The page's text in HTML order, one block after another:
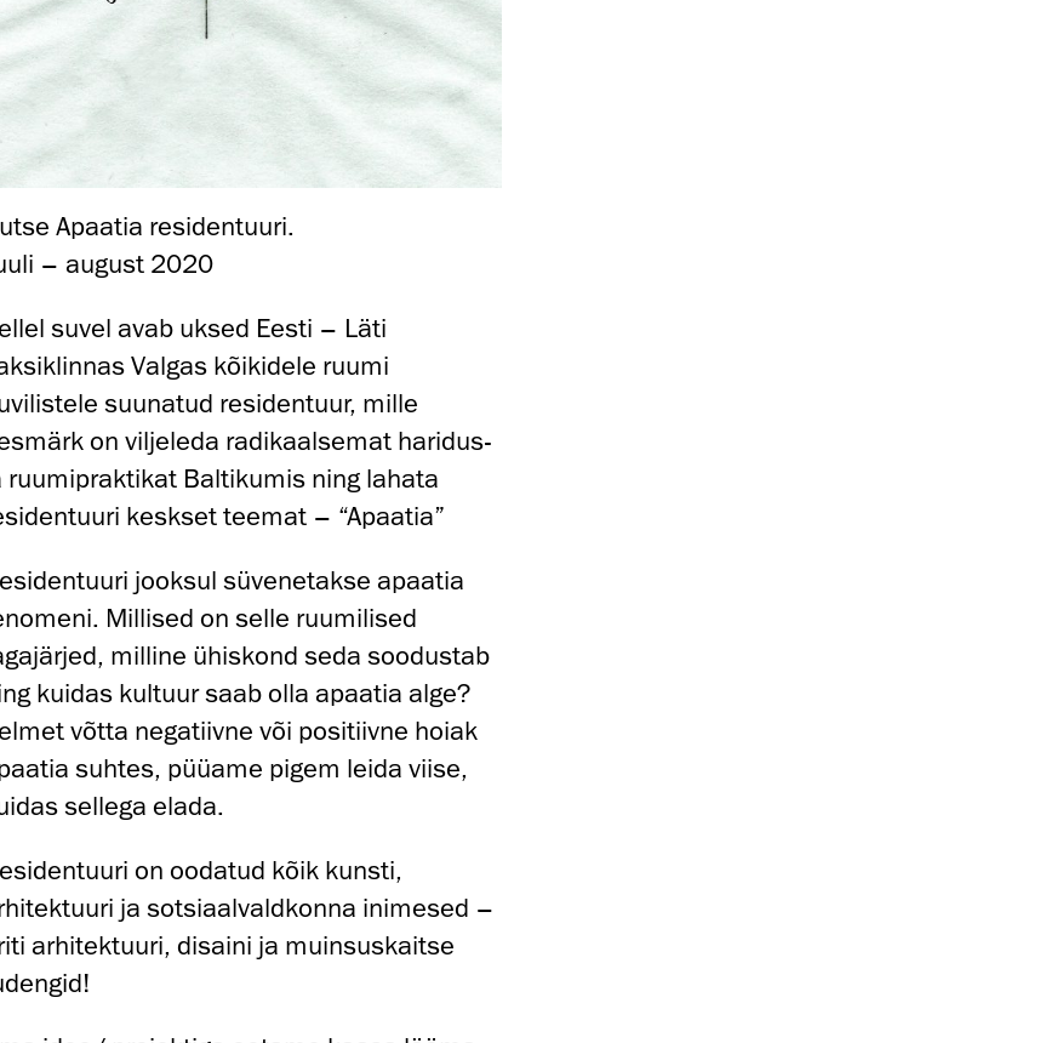
Apaatia residentuuri.
– august 2020
suvel avab uksed Eesti – Läti
Valgas kõikidele ruumi
suunatud residentuur, mille
on viljeleda radikaalsemat haridus-
ruumipraktikat Baltikumis ning lahata
keskset teemat – “Apaatia”
jooksul süvenetakse apaatia
Millised on selle ruumilised
milline ühiskond seda soodustab
kuidas kultuur saab olla apaatia alge?
võtta negatiivne või positiivne hoiak
suhtes, püüame pigem leida viise,
sellega elada.
on oodatud kõik kunsti,
ja sotsiaalvaldkonna inimesed –
arhitektuuri, disaini ja muinsuskaitse